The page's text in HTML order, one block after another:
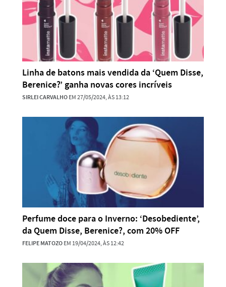
Linha de batons mais vendida da ‘Quem Disse,
Berenice?’ ganha novas cores incríveis
SIRLEI CARVALHOEM 27/05/2024, ÀS 13:12
Perfume doce para o Inverno: ‘Desobediente’,
da Quem Disse, Berenice?, com 20% OFF
FELIPE MATOZOEM 19/04/2024, ÀS 12:42